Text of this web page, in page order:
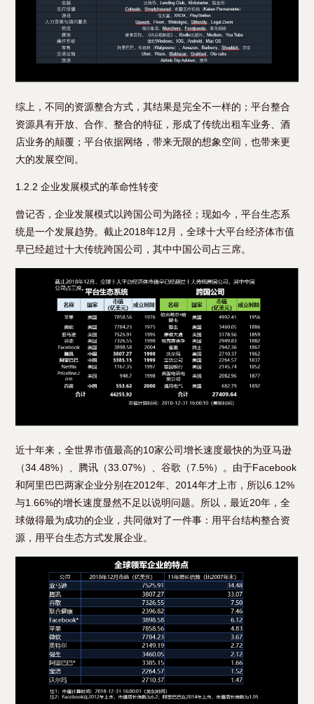
综上，不同的资源整合方式，其结果是完全不一样的；平台整合
资源具有开放、合作、整合的特征，形成了传统出租车业务、酒
店业务的颠覆；平台依据网络，带来无限的想象空间，也带来更
大的发展空间。
1.2.2 企业发展模式的革命性转变
曾记否，企业发展模式以跨国公司为路径；现如今，平台生态系
统是一个发展趋势。截止2018年12月，全球十大平台经济体市值
早已经超过十大传统跨国公司，其中中国公司占三席。
近十年来，全世界市值最高的10家公司增长速度最快的为亚马逊
（34.48%）、腾讯（33.07%）、谷歌（7.5%）。由于Facebook
和阿里巴巴两家企业分别在2012年、2014年才上市，所以6.12%
与1.66%的增长速度显然不足以说明问题。所以，最近20年，全
球做得最为成功的企业，共同做对了一件事：用平台结构整合资
源，用平台生态方式发展企业。